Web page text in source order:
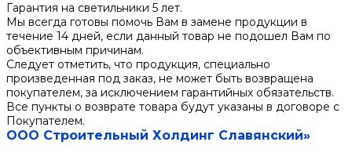
Гарантия на светильники 5 лет.
Мы всегда готовы помочь Вам в замене продукции в
течение 14 дней, если данный товар не подошел Вам по
объективным причинам.
Следует отметить, что продукция, специально
произведенная под заказ, не может быть возвращена
покупателем, за исключением гарантийных обязательств.
Все пункты о возврате товара будут указаны в договоре с
Покупателем.
ООО Строительный Холдинг Славянский»